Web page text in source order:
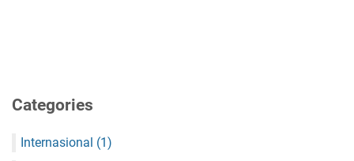
Categories
Internasional (1)